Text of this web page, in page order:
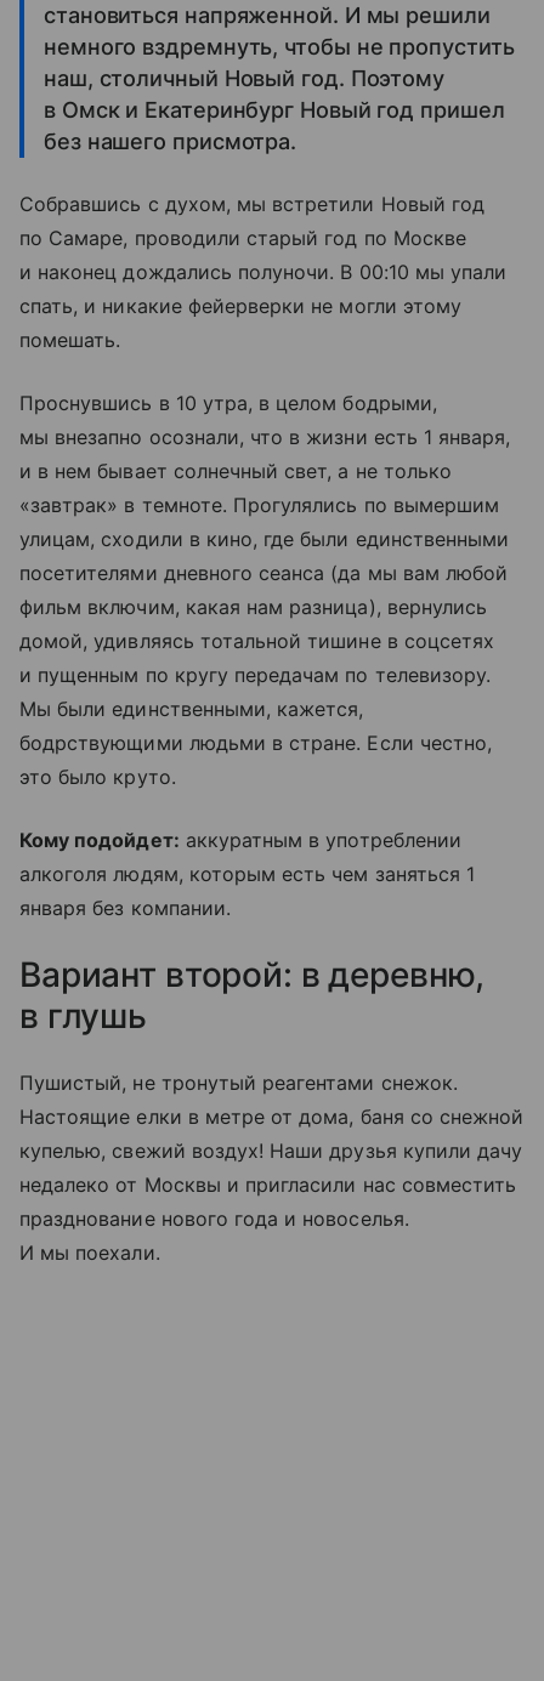
становиться напряженной. И мы решили
немного вздремнуть, чтобы не пропустить
наш, столичный Новый год. Поэтому
в Омск и Екатеринбург Новый год пришел
без нашего присмотра.
Собравшись с духом, мы встретили Новый год
по Самаре, проводили старый год по Москве
и наконец дождались полуночи. В 00:10 мы упали
спать, и никакие фейерверки не могли этому
помешать.
Проснувшись в 10 утра, в целом бодрыми,
мы внезапно осознали, что в жизни есть 1 января,
и в нем бывает солнечный свет, а не только
«завтрак» в темноте. Прогулялись по вымершим
улицам, сходили в кино, где были единственными
посетителями дневного сеанса (да мы вам любой
фильм включим, какая нам разница), вернулись
домой, удивляясь тотальной тишине в соцсетях
и пущенным по кругу передачам по телевизору.
Мы были единственными, кажется,
бодрствующими людьми в стране. Если честно,
это было круто.
Кому подойдет: аккуратным в употреблении
алкоголя людям, которым есть чем заняться 1
января без компании.
Вариант второй: в деревню,
в глушь
Пушистый, не тронутый реагентами снежок.
Настоящие елки в метре от дома, баня со снежной
купелью, свежий воздух! Наши друзья купили дачу
недалеко от Москвы и пригласили нас совместить
празднование нового года и новоселья.
И мы поехали.